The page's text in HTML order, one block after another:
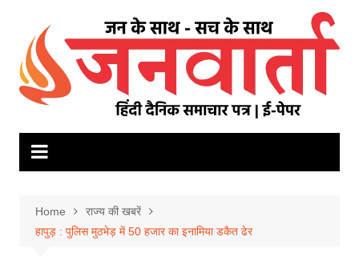
content
Home
राज्य की खबरें
हापुड़ : पुलिस मुठभेड़ में 50 हजार का इनामिया डकैत ढेर